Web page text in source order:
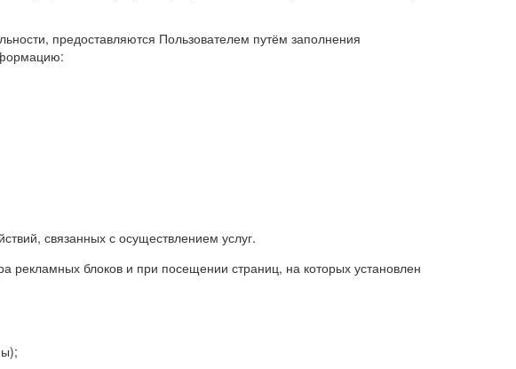
предоставляются Пользователем путём заполнения
связанных с осуществлением услуг.
блоков и при посещении страниц, на которых установлен